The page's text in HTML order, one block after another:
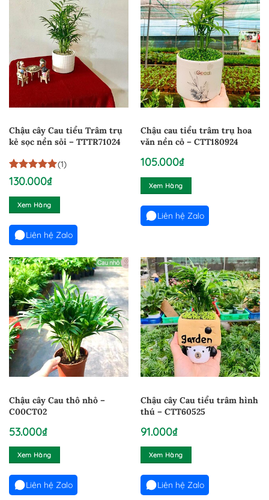
Chậu cây Cau tiểu Trâm trụ
kẻ sọc nền sỏi – TTTR71024
5trên 5
dựa trên
1
đánh giá
(1)
130.000₫
Xem Hàng
Liên hệ Zalo
Chậu cau tiểu trâm trụ hoa
văn nền cỏ – CTT180924
105.000₫
Xem Hàng
Liên hệ Zalo
Chậu cây Cau thô nhỏ –
C00CT02
53.000₫
Xem Hàng
Liên hệ Zalo
Chậu cây Cau tiểu trâm hình
thú – CTT60525
91.000₫
Xem Hàng
Liên hệ Zalo